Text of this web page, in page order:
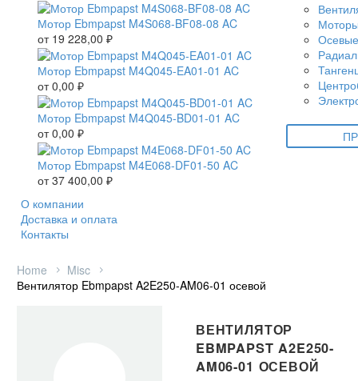
Мотор Ebmpapst M4S068-BF08-08 AC
от 19 228,00 ₽
Мотор Ebmpapst M4Q045-EA01-01 AC
от0,00 ₽
Мотор Ebmpapst M4Q045-BD01-01 AC
от0,00 ₽
Мотор Ebmpapst M4E068-DF01-50 AC
от37 400,00 ₽
О компании
Доставка и оплата
Контакты
Home
Misc
Вентилятор Ebmpapst A2E250-AM06-01 осевой
ВЕНТИЛЯТОР
EBMPAPST A2E250-
AM06-01 ОСЕВОЙ